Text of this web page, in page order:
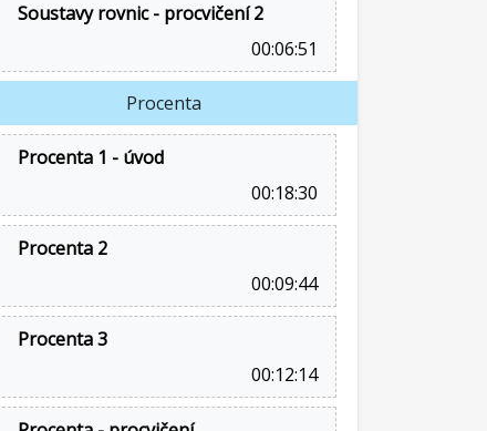
Soustavy rovnic - procvičení 2
00:06:51
Procenta
Procenta 1 - úvod
00:18:30
Procenta 2
00:09:44
Procenta 3
00:12:14